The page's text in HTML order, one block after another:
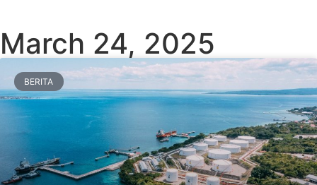
March 24, 2025
BERITA